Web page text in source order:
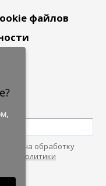
файлов
на обработку
"Политики